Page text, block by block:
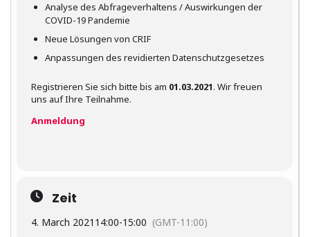
Analyse des Abfrageverhaltens / Auswirkungen der
COVID-19 Pandemie
Neue Lösungen von CRIF
Anpassungen des revidierten Datenschutzgesetzes
Registrieren Sie sich bitte bis am 01.03.2021. Wir freuen
uns auf Ihre Teilnahme.
Anmeldung
Zeit
4. March 2021 14:00-15:00 (GMT-11:00)